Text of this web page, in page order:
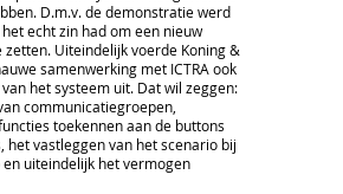
D.m.v. de demonstratie werd
echt zin had om een nieuw
zetten. Uiteindelijk voerde Koning &
samenwerking met ICTRA ook
het systeem uit. Dat wil zeggen:
communicatiegroepen,
toekennen aan de buttons
het vastleggen van het scenario bij
en uiteindelijk het vermogen